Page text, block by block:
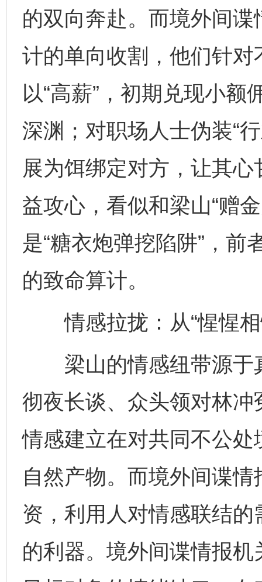
的双向奔赴。而境外间
计的单向收割，他们针
以“高薪”，初期兑现小
深渊；对职场人士伪装“
展为饵绑定对方，让其
益攻心，看似和梁山“赠
是“糖衣炮弹挖陷阱”，
的致命算计。
情感拉拢：从“惺惺相
梁山的情感纽带源于
彻夜长谈、众头领对林
情感建立在对共同不公
自然产物。而境外间谍
资，利用人对情感联结的
的利器。境外间谍情报机